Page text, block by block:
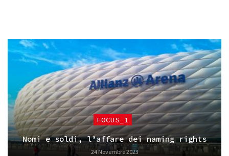
FOCUS_1
Nomi e soldi, l’affare dei naming rights
24 Novembre 2023